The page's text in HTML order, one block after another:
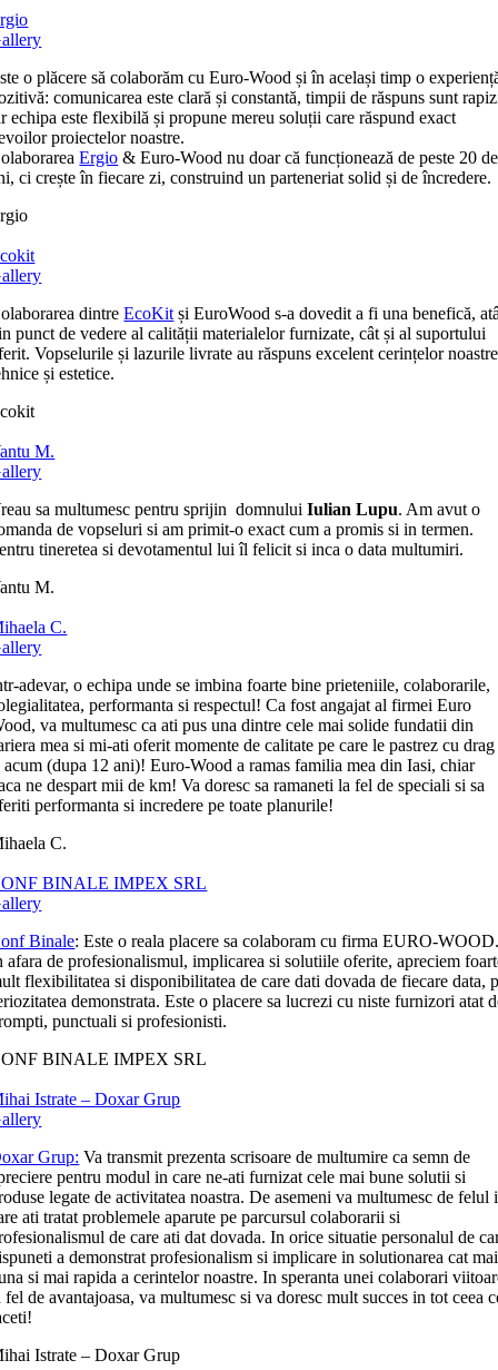
o plăcere să colaborăm cu Euro-Wood și în același timp o
comunicarea este clară și constantă, timpii de răspuns sunt
echipa este flexibilă și propune mereu soluții care răspund exact
proiectelor noastre.
Ergio & Euro-Wood nu doar că funcționează de peste 20 de
ci crește în fiecare zi, construind un parteneriat solid și de încredere.
dintreEcoKit și EuroWood s-a dovedit a fi una benefică,
punct de vedere al calității materialelor furnizate, cât și al suportului
Vopselurile și lazurile livrate au răspuns excelent cerințelor noastre
și estetice.
M.
sa multumesc pentru sprijin domnuluiIulian Lupu. Am avut o
de vopseluri si am primit-o exact cum a promis si in termen.
tineretea si devotamentul lui îl felicit si inca o data multumiri.
M.
C.
adevar, o echipa unde se imbina foarte bine prieteniile, colaborarile,
performanta si respectul! Ca fost angajat al firmei Euro
va multumesc ca ati pus una dintre cele mai solide fundatii din
mea si mi-ati oferit momente de calitate pe care le pastrez cu drag
acum (dupa 12 ani)! Euro-Wood a ramas familia mea din Iasi, chiar
ne despart mii de km! Va doresc sa ramaneti la fel de speciali si sa
performanta si incredere pe toate planurile!
C.
BINALE IMPEX SRL
Binale: Este o reala placere sa colaboram cu firma EURO-
afara de profesionalismul, implicarea si solutiile oferite, apreciem
flexibilitatea si disponibilitatea de care dati dovada de fiecare data,
demonstrata. Este o placere sa lucrezi cu niste furnizori atat
punctuali si profesionisti.
BINALE IMPEX SRL
Istrate – Doxar Grup
Grup: Va transmit prezenta scrisoare de multumire ca semn de
pentru modul in care ne-ati furnizat cele mai bune solutii si
legate de activitatea noastra. De asemeni va multumesc de felul
ati tratat problemele aparute pe parcursul colaborarii si
de care ati dat dovada. In orice situatie personalul de
a demonstrat profesionalism si implicare in solutionarea cat mai
si mai rapida a cerintelor noastre. In speranta unei colaborari
fel de avantajoasa, va multumesc si va doresc mult succes in tot ceea
Istrate – Doxar Grup